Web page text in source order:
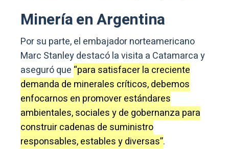
Minería en Argentina
Por su parte, el embajador norteamericano
Marc Stanley destacó la visita a Catamarca y
aseguró que “para satisfacer la creciente
demanda de minerales críticos, debemos
enfocarnos en promover estándares
ambientales, sociales y de gobernanza para
construir cadenas de suministro
responsables, estables y diversas”.